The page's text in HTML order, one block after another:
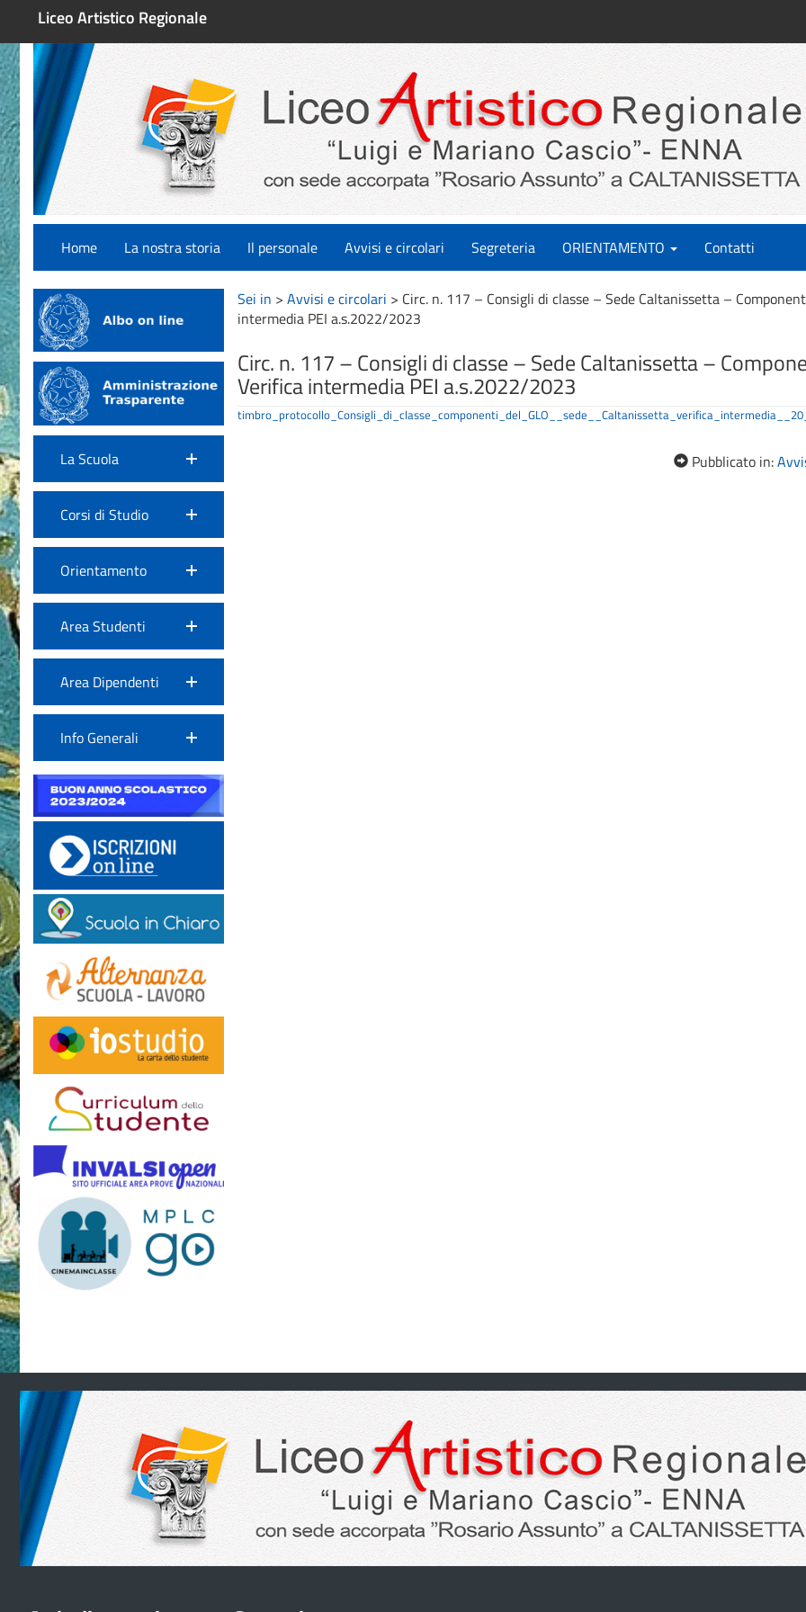
Liceo Artistico Regionale
Home La nostra storia Il personale Avvisi e circolari Segreteria ORIENTAMENTO Contatti
La Scuola
Corsi di Studio
Orientamento
Area Studenti
Area Dipendenti
Info Generali
Sei in > Avvisi e circolari > Circ. n. 117 – Consigli di classe – Sede Caltanissetta –
intermedia PEI a.s.2022/2023
Circ. n. 117 – Consigli di classe – Sede Caltanissetta –
Verifica intermedia PEI a.s.2022/2023
Pubblicato in: